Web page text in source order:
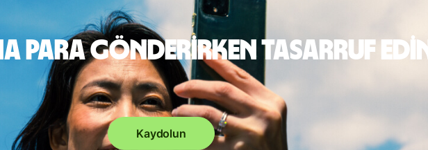
para gönderirken tasarruf edin
Kaydolun